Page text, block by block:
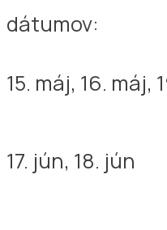
dátumov:
15. máj, 16. máj,
17. jún, 18. jún